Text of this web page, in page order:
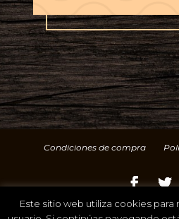
Condiciones de compra
© 2022 Cárnicas
Este sitio web utiliza cookies